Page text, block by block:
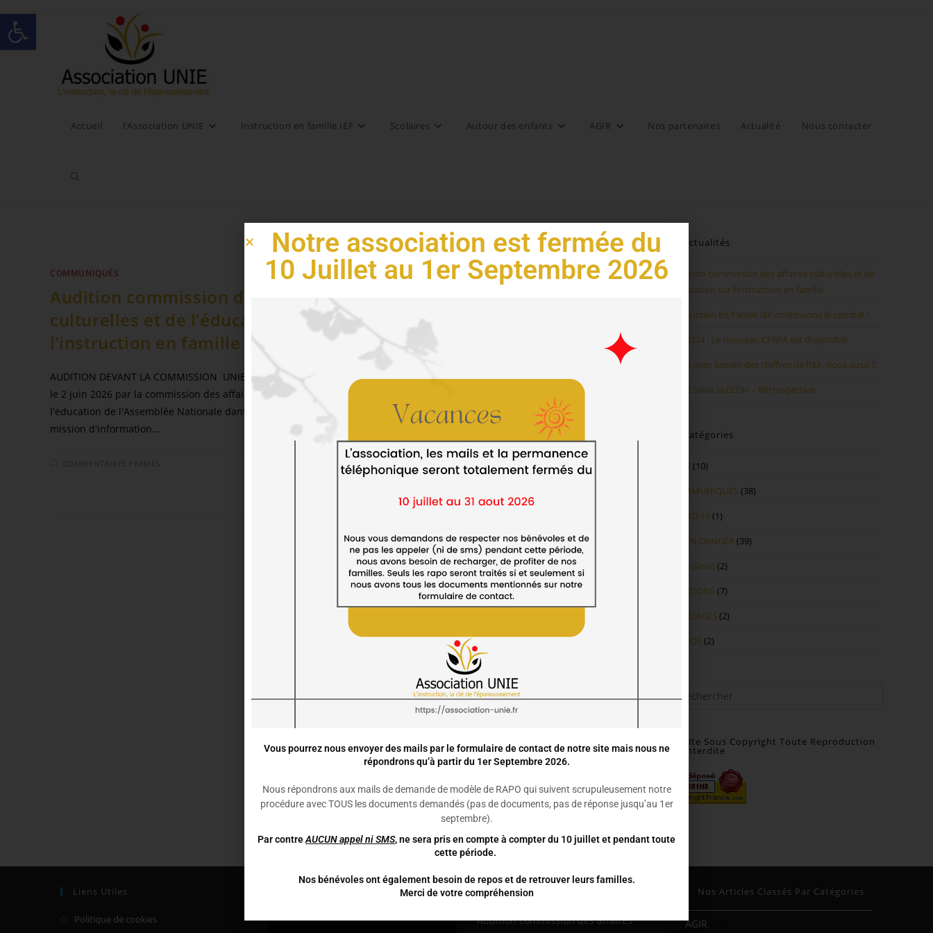
Ouvrir la barre d’outils
Accueil l’Association UNIE Instruction en famille IEF Scolaires Autour des enfants AGIR Nos partenaires Actualité Nous contacter
Actualités
Audition commission des affaires culturelles et de
l’éducation sur l’instruction en famille
Instruction En Famile IEF continuons le combat !
IEF 2024 : Le nouveau CERFA est disponible
Vous avez besoin des chiffres de l’IEF, nous aussi !!
UNIE saisit la CEDH – Rétrospective
Catégories
AGIR (10)
COMMUNIQUÉS (38)
COVID-19(1)
IEF EN DANGER (39)
Non classé (2)
PÉTITIONS (7)
SONDAGES (2)
VIDEOS (2)
Site Sous Copyright Toute Reproduction
Interdite
COMMUNIQUÉS
Audition commission des affaires
culturelles et de l’éducation sur
l’instruction en famille
AUDITION DEVANT LA COMMISSION UNIE a été auditionnée
le 2 juin 2026 par la commission des affaires culturelles et de
l'éducation de l'Assemblée Nationale dans le cadre d'une
mission d'information…
Liens Utiles
Politique de cookies
Tous Ensemble Pour La Liberté Flux RSS
Audition commission des affaires
Nos Articles Classés Par Catégories
AGIR
Notre association est fermée du
10 Juillet au 1er Septembre 2026
Vous pourrez nous envoyer des mails par le formulaire de contact de notre site mais nous ne
répondrons qu’à partir du 1er Septembre 2026.
Nous répondrons aux mails de demande de modèle de RAPO qui suivent scrupuleusement notre
procédure avec TOUS les documents demandés (pas de documents, pas de réponse jusqu’au 1er
septembre).
Par contreAUCUNappel ni SMS, ne sera pris en compte à compter du 10 juillet et pendant toute
cette période.
Nos bénévoles ont également besoin de repos et de retrouver leurs familles.
Merci de votre compréhension